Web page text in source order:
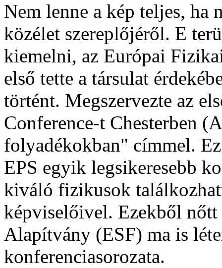
Nem lenne a kép teljes, ha
közélet szereplőjéről. E
kiemelni, az Európai
első tette a társulat
történt. Megszervezte az
Conference-t Chesterben
folyadékokban" címmel.
EPS egyik legsikeresebb
kiváló fizikusok
képviselőivel. Ezekből
Alapítvány (ESF) ma is
konferenciasorozata.